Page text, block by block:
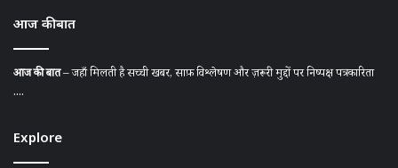
आज की बात
आज की बात– जहाँ मिलती है सच्ची खबर, साफ़ विश्लेषण और ज़रूरी मुद्दों पर निष्पक्ष पत्रकारिता
....
Explore